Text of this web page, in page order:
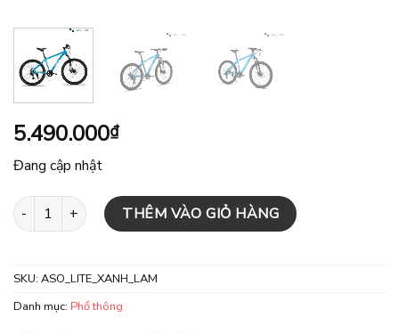
5.490.000₫
Đang cập nhật
Xe đạp địa hình RIKULAU ASO LITE - Xanh Lam số lượng
THÊM VÀO GIỎ HÀNG
SKU: ASO_LITE_XANH_LAM
Danh mục: Phổ thông